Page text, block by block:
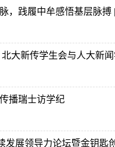
，践履中牟感悟基层脉搏
实
大新传学生会与人大新
播瑞士访学纪
发展领导力论坛暨金钥匙